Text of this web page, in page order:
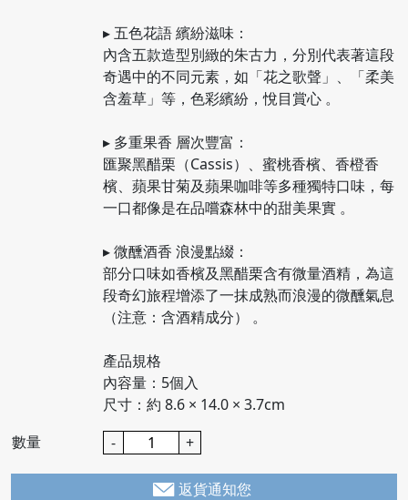
▸ 五色花語 繽紛滋味：
內含五款造型別緻的朱古力，分別代表著這段
奇遇中的不同元素，如「花之歌聲」、「柔美
含羞草」等，色彩繽紛，悅目賞心 。
▸ 多重果香 層次豐富：
匯聚黑醋栗（Cassis）、蜜桃香檳、香橙香
檳、蘋果甘菊及蘋果咖啡等多種獨特口味，每
一口都像是在品嚐森林中的甜美果實 。
▸ 微醺酒香 浪漫點綴：
部分口味如香檳及黑醋栗含有微量酒精，為這
段奇幻旅程增添了一抹成熟而浪漫的微醺氣息
（注意：含酒精成分） 。
產品規格
內容量：5個入
尺寸：約 8.6 × 14.0 × 3.7cm
數量
- +
返貨通知您